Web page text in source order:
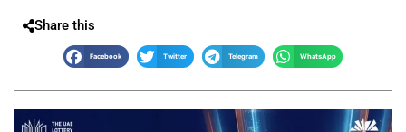
Share this
Facebook Twitter Telegram WhatsApp